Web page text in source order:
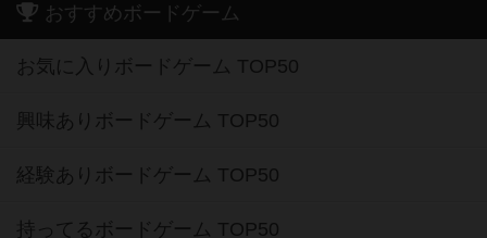
おすすめボードゲーム
お気に入りボードゲーム TOP50
興味ありボードゲーム TOP50
経験ありボードゲーム TOP50
持ってるボードゲーム TOP50